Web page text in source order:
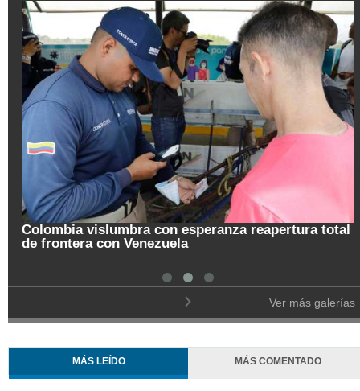
Colombia vislumbra con esperanza reapertura total
de frontera con Venezuela
Ver más galerías
MÁS LEÍDO MÁS COMENTADO